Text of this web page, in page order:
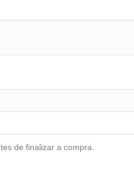
de finalizar a compra.